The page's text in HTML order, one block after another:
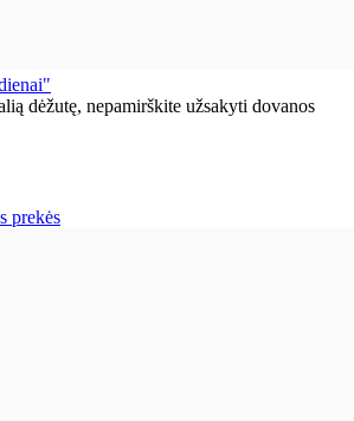
dėžutę, nepamirškite užsakyti dovanos
prekės